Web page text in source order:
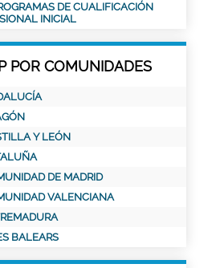
DE CUALIFICACIÓN
INICIAL
POR COMUNIDADES
Y LEÓN
DE MADRID
VALENCIANA
BALEARS